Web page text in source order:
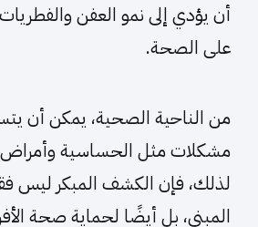
أن يؤدي إلى نمو العفن
على الصحة.
من الناحية الصحية، يمكن أن
مشكلات مثل الحساسية وأمراض
لذلك، فإن الكشف المبكر ليس
المبنى، بل أيضًا لحماية صحة